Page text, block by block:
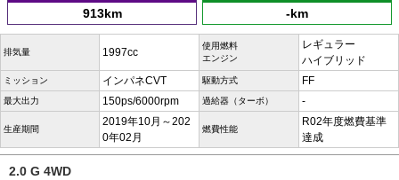
913km -km
排気量 1997cc
使用燃料
エンジン
レギュラー
ハイブリッド
ミッション インパネCVT 駆動方式 FF
最大出力 150ps/6000rpm 過給器（ターボ） -
生産期間
2019年10月～202
0年02月
燃費性能
R02年度燃費基準
達成
2.0 G 4WD